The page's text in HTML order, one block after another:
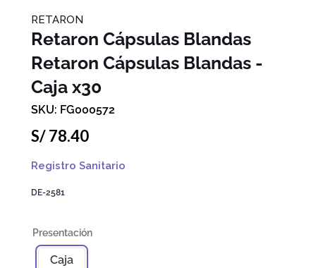
RETARON
Retaron Cápsulas Blandas
Retaron Cápsulas Blandas -
Caja x30
FG000572
S/78.40
Registro Sanitario
DE-2581
Caja